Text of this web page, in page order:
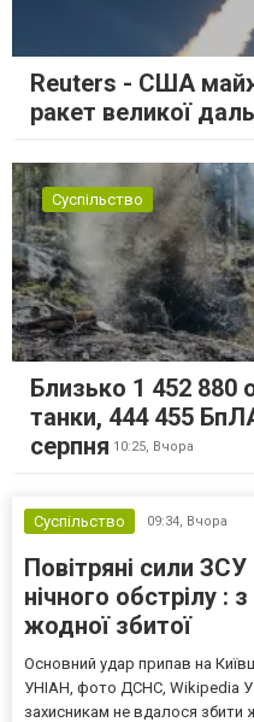
Reuters - США
ракет великої
Суспільство
Близько 1 452 880
танки, 444 455
серпня 10:25, Вчора
Суспільство 09:34, Вчора
Повітряні сили
нічного обстрілу :
жодної збитої
Основний удар припав на
УНІАН, фото ДСНС, Wikipedia У
захисникам не вдалося збити